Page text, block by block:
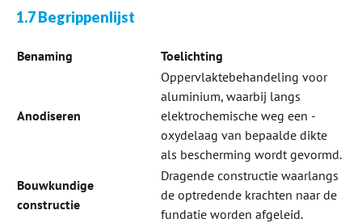
1.7 Begrippenlijst
Benaming Toelichting
Anodiseren
Oppervlaktebehandeling voor
aluminium, waarbij langs
elektrochemische weg een ­
oxydelaag van bepaalde dikte
als bescherming wordt gevormd.
Bouwkundige
constructie
Dragende constructie waarlangs
de optredende krachten naar de
fundatie worden ­afgeleid.